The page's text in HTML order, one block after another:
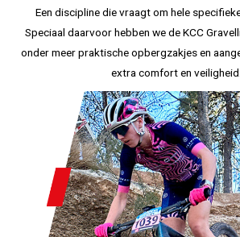
Een discipline die vraagt om hele
Speciaal daarvoor hebben we de KCC
onder meer praktische opbergzakjes en
extra comfort en veiligheid.